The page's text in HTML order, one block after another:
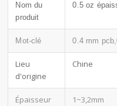
Nom du
produit
0.5 oz
Mot-clé 0.4 mm
Lieu
d'origine
Chine
Épaisseur
1~3,2mm